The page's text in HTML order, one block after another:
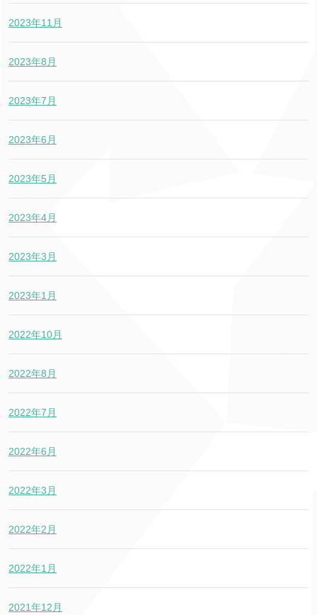
2023年11月
2023年8月
2023年7月
2023年6月
2023年5月
2023年4月
2023年3月
2023年1月
2022年10月
2022年8月
2022年7月
2022年6月
2022年3月
2022年2月
2022年1月
2021年12月